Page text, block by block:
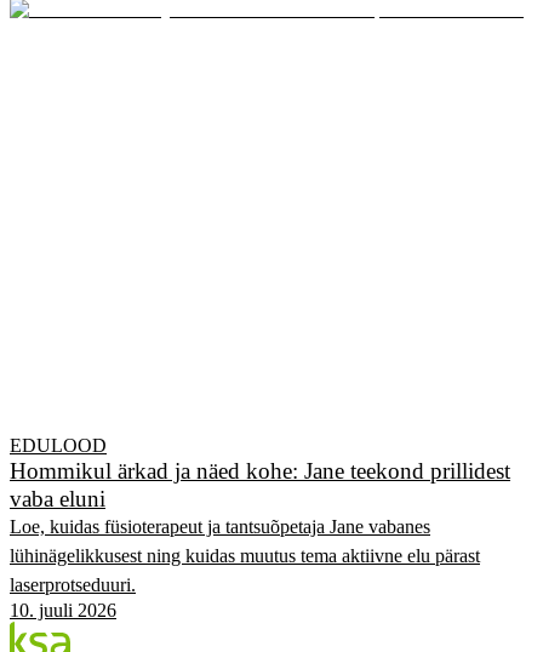
EDULOOD
Hommikul ärkad ja näed kohe: Jane teekond prillidest
vaba eluni
Loe, kuidas füsioterapeut ja tantsuõpetaja Jane vabanes
lühinägelikkusest ning kuidas muutus tema aktiivne elu pärast
laserprotseduuri.
10. juuli 2026